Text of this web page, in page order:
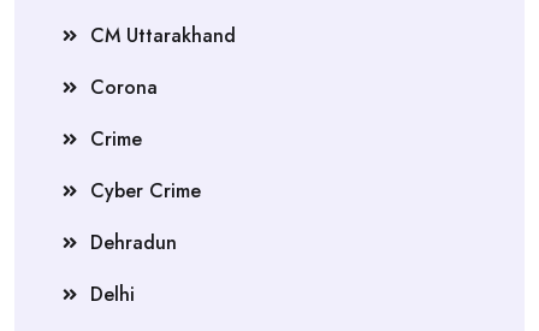
CM Uttarakhand
Corona
Crime
Cyber Crime
Dehradun
Delhi